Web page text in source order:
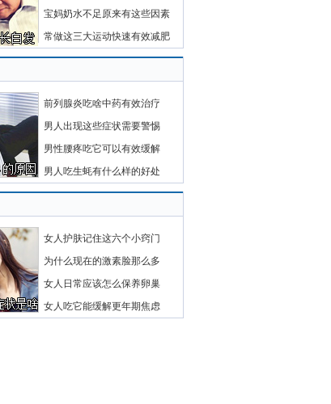
宝妈奶水不足原来有这些因素
常做这三大运动快速有效减肥
前列腺炎吃啥中药有效治疗
男人出现这些症状需要警惕
男性腰疼吃它可以有效缓解
男人吃生蚝有什么样的好处
女人护肤记住这六个小窍门
为什么现在的激素脸那么多
女人日常应该怎么保养卵巢
女人吃它能缓解更年期焦虑